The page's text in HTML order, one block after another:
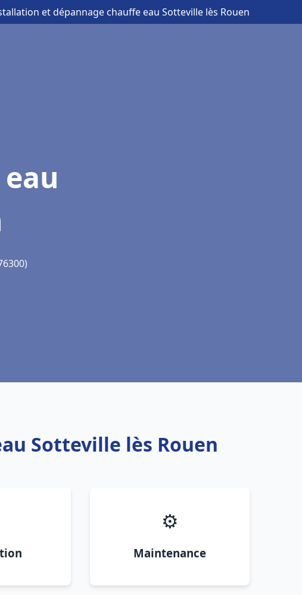
et dépannage chauffe eau Sotteville lès Rouen
Sotteville lès Rouen
⚙️
Maintenance